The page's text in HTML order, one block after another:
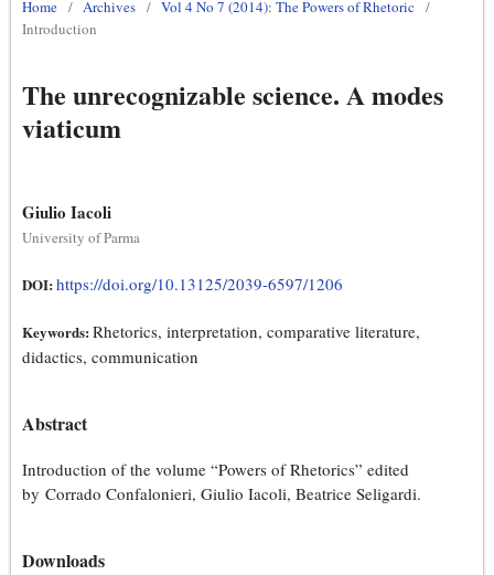
Home / Archives / Vol 4 No 7 (2014): The Powers of Rhetoric
/
Introduction
The unrecognizable science. A modes
viaticum
Giulio Iacoli
University of Parma
DOI: https://doi.org/10.13125/2039-6597/1206
Keywords: Rhetorics, interpretation, comparative literature,
didactics, communication
Abstract
Introduction of the volume “Powers of Rhetorics” edited
by Corrado Confalonieri, Giulio Iacoli, Beatrice Seligardi.
Downloads